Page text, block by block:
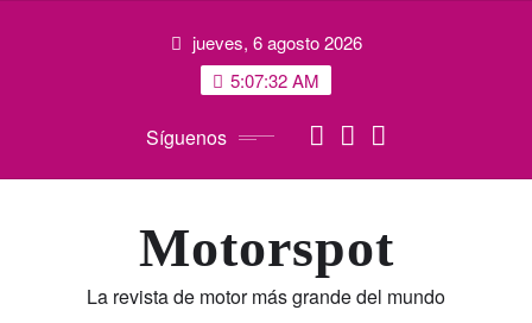
jueves, 6 agosto 2026
5:07:33 AM
Síguenos
Motorspot
La revista de motor más grande del mundo